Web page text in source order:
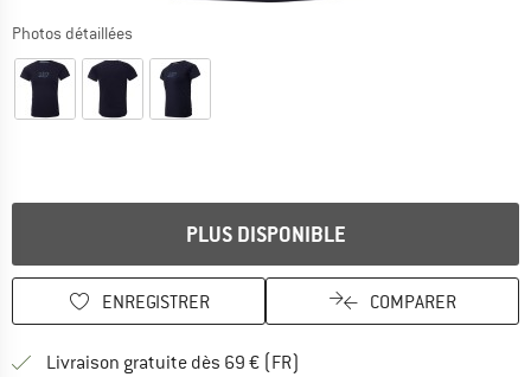
Photos détaillées
PLUS DISPONIBLE
ENREGISTRER COMPARER
Livraison gratuite dès 69 € (FR)